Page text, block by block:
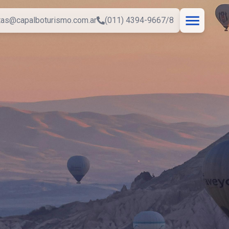
(011) 4394-9667/8